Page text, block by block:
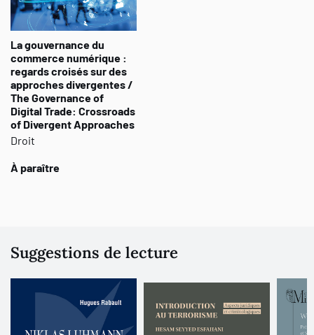
La gouvernance du
commerce numérique :
regards croisés sur des
approches divergentes /
The Governance of
Digital Trade: Crossroads
of Divergent Approaches
Droit
À paraître
Suggestions de lecture